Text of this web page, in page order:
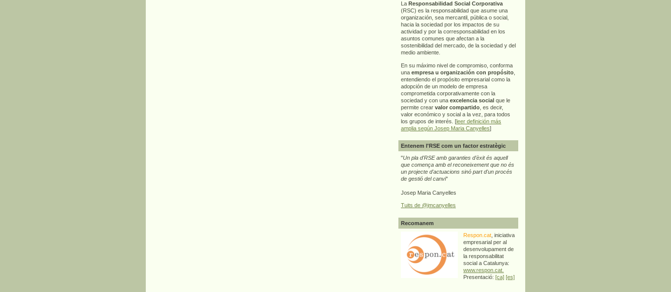
La Responsabilidad Social Corporativa
(RSC) es la responsabilidad que asume una
organización, sea mercantil, pública o social,
hacia la sociedad por los impactos de su
actividad y por la corresponsabilidad en los
asuntos comunes que afectan a la
sostenibilidad del mercado, de la sociedad y del
medio ambiente.
En su máximo nivel de compromiso, conforma
una empresa u organización con propósito
entendiendo el propósito empresarial como la
adopción de un modelo de empresa
comprometida corporativamente con la
sociedad y con una excelencia social que le
permite crear valor compartido , es decir,
valor económico y social a la vez, para todos
los grupos de interés. [leer definición más
amplia según Josep Maria Canyelles]
Entenem l'RSE com un factor estratègic
"Un pla d'RSE amb garanties d'èxit és aquell
que comença amb el reconeixement que no és
un projecte d'actuacions sinó part d'un procés
de gestió del canvi"
Josep Maria Canyelles
Tuits de @jmcanyelles
Recomanem
Respon.cat , iniciativa
empresarial per al
desenvolupament de
la responsabilitat
social a Catalunya:
www.respon.cat.
Presentació:[ca] [es]